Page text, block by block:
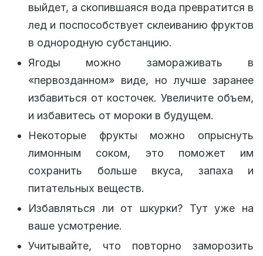
выйдет, а скопившаяся вода превратится в
лед и поспособствует склеиванию фруктов
в однородную субстанцию.
Ягоды можно замораживать в
«первозданном» виде, но лучше заранее
избавиться от косточек. Увеличите объем,
и избавитесь от мороки в будущем.
Некоторые фрукты можно опрыснуть
лимонным соком, это поможет им
сохранить больше вкуса, запаха и
питательных веществ.
Избавляться ли от шкурки? Тут уже на
ваше усмотрение.
Учитывайте, что повторно заморозить